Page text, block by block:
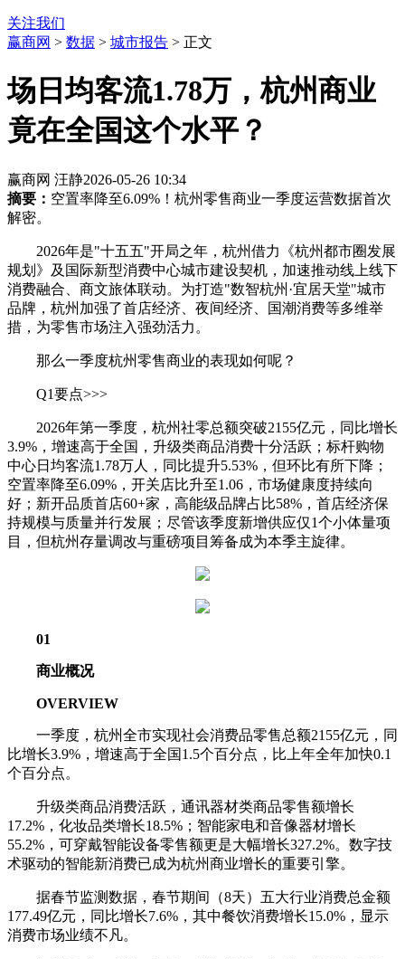
关注我们
赢商网 > 数据 > 城市报告 > 正文
场日均客流1.78万，杭州商业
竟在全国这个水平？
赢商网 汪静2026-05-26 10:34
摘要： 空置率降至6.09%！杭州零售商业一季度运营数据首次
解密。
2026年是"十五五"开局之年，杭州借力《杭州都市圈发展
规划》及国际新型消费中心城市建设契机，加速推动线上线下
消费融合、商文旅体联动。为打造"数智杭州·宜居天堂"城市
品牌，杭州加强了首店经济、夜间经济、国潮消费等多维举
措，为零售市场注入强劲活力。
那么一季度杭州零售商业的表现如何呢？
Q1要点>>>
2026年第一季度，杭州社零总额突破2155亿元，同比增长
3.9%，增速高于全国，升级类商品消费十分活跃；标杆购物
中心日均客流1.78万人，同比提升5.53%，但环比有所下降；
空置率降至6.09%，开关店比升至1.06，市场健康度持续向
好；新开品质首店60+家，高能级品牌占比58%，首店经济保
持规模与质量并行发展；尽管该季度新增供应仅1个小体量项
目，但杭州存量调改与重磅项目筹备成为本季主旋律。
01
商业概况
OVERVIEW
一季度，杭州全市实现社会消费品零售总额2155亿元，同
比增长3.9%，增速高于全国1.5个百分点，比上年全年加快0.1
个百分点。
升级类商品消费活跃，通讯器材类商品零售额增长
17.2%，化妆品类增长18.5%；智能家电和音像器材增长
55.2%，可穿戴智能设备零售额更是大幅增长327.2%。数字技
术驱动的智能新消费已成为杭州商业增长的重要引擎。
据春节监测数据，春节期间（8天）五大行业消费总金额
177.49亿元，同比增长7.6%，其中餐饮消费增长15.0%，显示
消费市场业绩不凡。